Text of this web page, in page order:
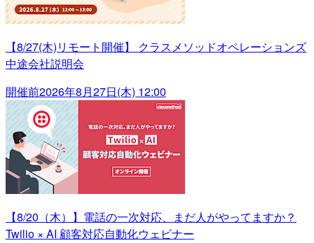
【8/27(木)リモート開催】 クラスメソッドオペレーションズ
中途会社説明会
開催前2026年8月27日(木) 12:00
【8/20（木）】電話の一次対応、まだ人がやってますか？
Twilio × AI 顧客対応自動化ウェビナー